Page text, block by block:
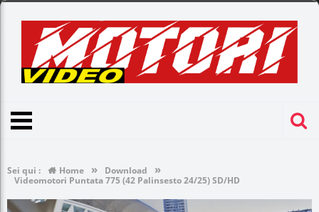
Sei qui : Home » Download »
Videomotori Puntata 775 (42 Palinsesto 24/25) SD/HD